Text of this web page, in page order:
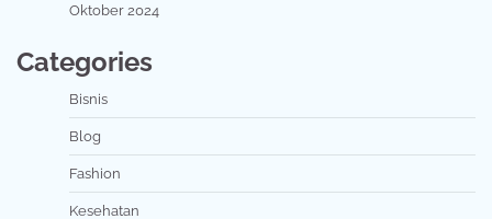
Oktober 2024
Categories
Bisnis
Blog
Fashion
Kesehatan